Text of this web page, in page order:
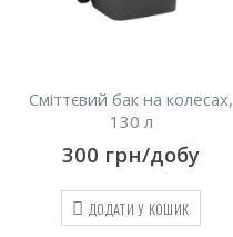
Сміттєвий бак на колесах,
130 л
300 грн/добу
ДОДАТИ У КОШИК